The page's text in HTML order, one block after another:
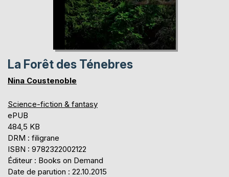
La Forêt des Ténebres
Nina Coustenoble
Science-fiction & fantasy
ePUB
484,5 KB
DRM : filigrane
ISBN : 9782322002122
Éditeur : Books on Demand
Date de parution : 22.10.2015